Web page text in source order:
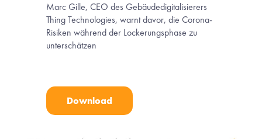
Marc Gille, CEO des Gebäudedigitalisierers
Thing Technologies, warnt davor, die Corona-
Risiken während der Lockerungsphase zu
unterschätzen
Download